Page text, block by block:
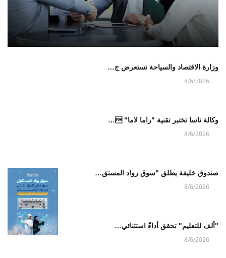
وزارة الاقتصاد والسياحة تستعرض ج…
8/6/2026
وكالة ناسا تختبر تقنية "راما لاما" …
8/6/2026
صندوق خليفة يطلق "سوق رواد المستق…
8/6/2026
"ألف للتعليم" تحقق أداءً استثنائي…
8/6/2026